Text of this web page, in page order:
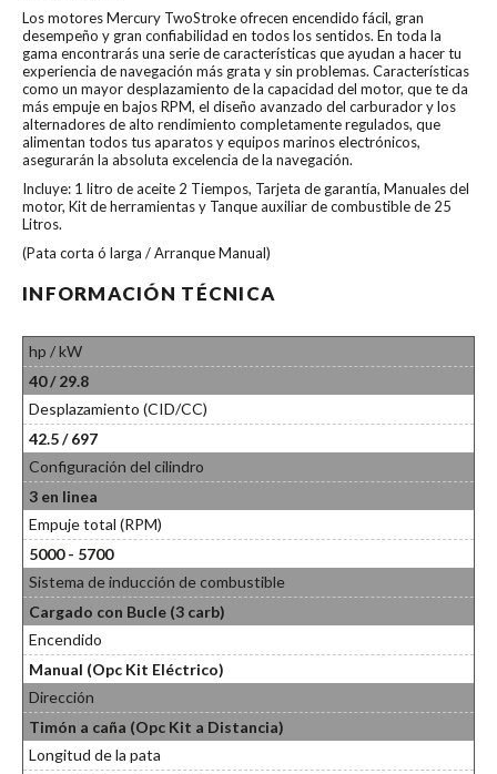
Los motores Mercury TwoStroke ofrecen encendido fácil, gran
desempeño y gran confiabilidad en todos los sentidos. En toda la
gama encontrarás una serie de características que ayudan a hacer tu
experiencia de navegación más grata y sin problemas. Características
como un mayor desplazamiento de la capacidad del motor, que te da
más empuje en bajos RPM, el diseño avanzado del carburador y los
alternadores de alto rendimiento completamente regulados, que
alimentan todos tus aparatos y equipos marinos electrónicos,
asegurarán la absoluta excelencia de la navegación.
Incluye: 1 litro de aceite 2 Tiempos, Tarjeta de garantía, Manuales del
motor, Kit de herramientas y Tanque auxiliar de combustible de 25
Litros.
(Pata corta ó larga / Arranque Manual)
INFORMACIÓN TÉCNICA
hp / kW
40 / 29.8
Desplazamiento (CID/CC)
42.5 / 697
Configuración del cilindro
3 en linea
Empuje total (RPM)
5000 - 5700
Sistema de inducción de combustible
Cargado con Bucle (3 carb)
Encendido
Manual (Opc Kit Eléctrico)
Dirección
Timón a caña (Opc Kit a Distancia)
Longitud de la pata